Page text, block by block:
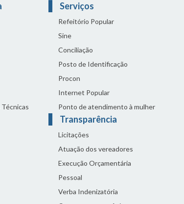
Serviços
Refeitório Popular
Sine
Conciliação
Posto de Identificação
Procon
Internet Popular
Ponto de atendimento à mulher
Transparência
Licitações
Atuação dos vereadores
Execução Orçamentária
Pessoal
Verba Indenizatória